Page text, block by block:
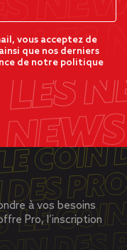
vous acceptez de
que nos derniers
de notre politique
à vos besoins
Pro, l’inscription